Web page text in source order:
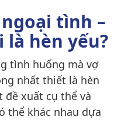
tình –
là hèn yếu?
tình huống mà vợ
nhất thiết là hèn
xuất cụ thể và
thể khác nhau dựa